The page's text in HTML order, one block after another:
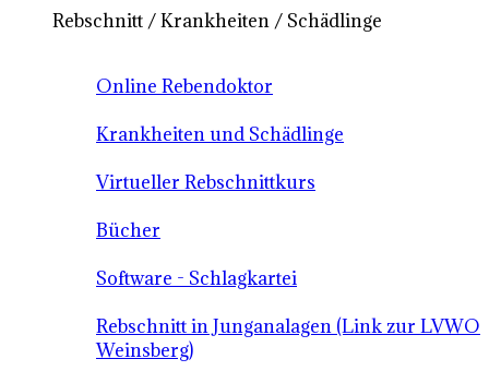
Rebschnitt / Krankheiten / Schädlinge
Online Rebendoktor
Krankheiten und Schädlinge
Virtueller Rebschnittkurs
Bücher
Software - Schlagkartei
Rebschnitt in Junganalagen (Link zur LVWO
Weinsberg)